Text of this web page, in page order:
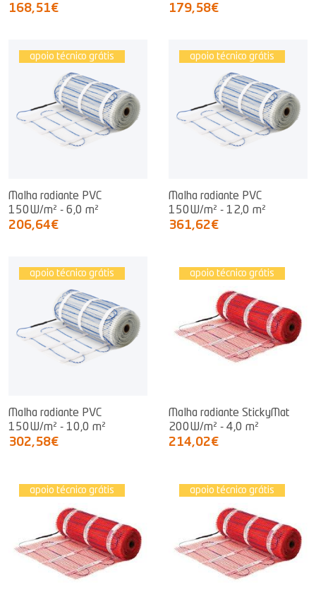
168,51€ 179,58€
apoio técnico grátis
Malha radiante PVC
150W/m² - 6,0 m²
206,64€
apoio técnico grátis
Malha radiante PVC
150W/m² - 12,0 m²
361,62€
apoio técnico grátis
Malha radiante PVC
150W/m² - 10,0 m²
302,58€
apoio técnico grátis
Malha radiante StickyMat
200W/m² - 4,0 m²
214,02€
apoio técnico grátis apoio técnico grátis